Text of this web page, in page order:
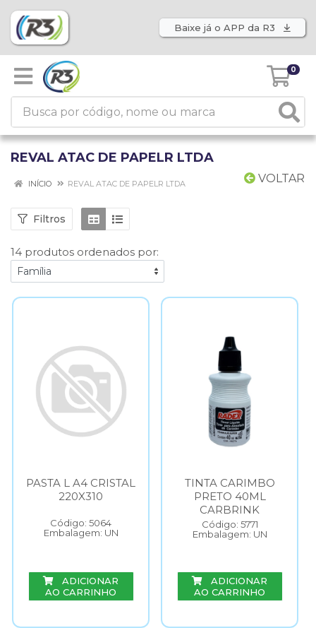
Baixe já o APP da R3
0
REVAL ATAC DE PAPELR LTDA
VOLTAR
INÍCIO REVAL ATAC DE PAPELR LTDA
Filtros
14 produtos ordenados por:
PASTA L A4 CRISTAL
220X310
Código: 5064
Embalagem: UN
ADICIONAR
AO CARRINHO
TINTA CARIMBO
PRETO 40ML
CARBRINK
Código: 5771
Embalagem: UN
ADICIONAR
AO CARRINHO